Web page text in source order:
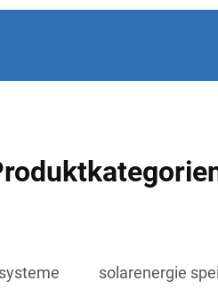
solarenergie